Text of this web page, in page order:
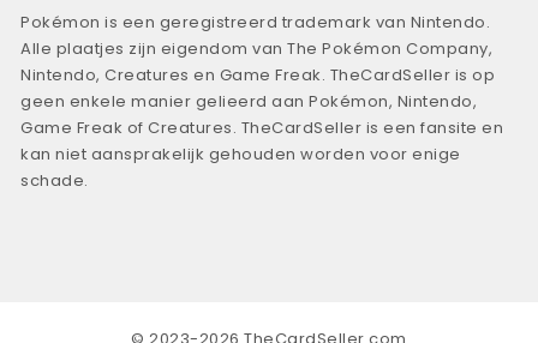
Pokémon is een geregistreerd trademark van Nintendo.
Alle plaatjes zijn eigendom van The Pokémon Company,
Nintendo, Creatures en Game Freak. TheCardSeller is op
geen enkele manier gelieerd aan Pokémon, Nintendo,
Game Freak of Creatures. TheCardSeller is een fansite en
kan niet aansprakelijk gehouden worden voor enige
schade.
© 2023-2026 TheCardSeller.com